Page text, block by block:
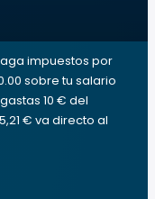
impuestos por
sobre tu salario
10 € del
€ va directo al